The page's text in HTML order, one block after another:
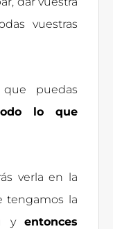
vuestras
puedas
lo que
verla en la
tengamos la
y entonces